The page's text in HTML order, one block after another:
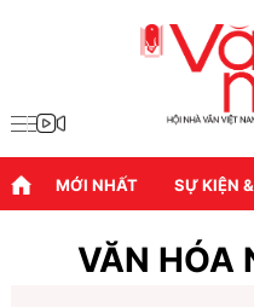
MỚI NHẤT SỰ KIỆN
VĂN HÓA